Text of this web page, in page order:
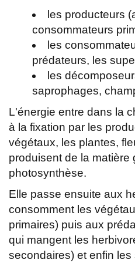
les producteurs
consommateurs
les
prédateurs, les
les
saprophages,
L'énergie entre dans la
à la fixation par les
végétaux, les plantes,
produisent de la matière
photosynthèse.
Elle passe ensuite aux
consomment les
primaires) puis aux
qui mangent les
secondaires) et enfin